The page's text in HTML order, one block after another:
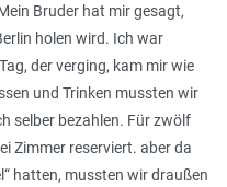
Bruder hat mir gesagt,
holen wird. Ich war
der verging, kam mir wie
und Trinken mussten wir
selber bezahlen. Für zwölf
Zimmer reserviert. aber da
hatten, mussten wir draußen